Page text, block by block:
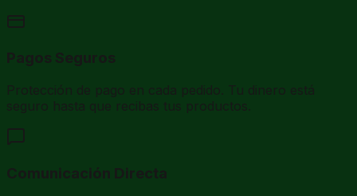
Pagos Seguros
Protección de pago en cada pedido. Tu dinero está
seguro hasta que recibas tus productos.
Comunicación Directa